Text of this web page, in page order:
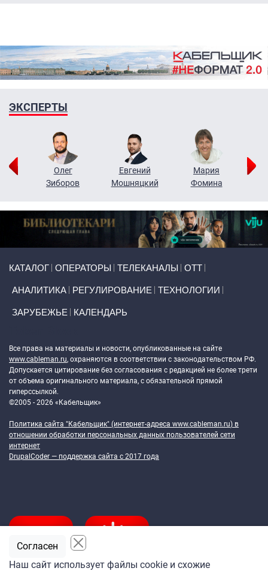
ЭКСПЕРТЫ
Олег
Зиборов
Евгений
Мошняцкий
Мария
Фомина
КАТАЛОГ ОПЕРАТОРЫ ТЕЛЕКАНАЛЫ ОТТ
АНАЛИТИКА РЕГУЛИРОВАНИЕ ТЕХНОЛОГИИ
ЗАРУБЕЖЬЕ КАЛЕНДАРЬ
Все права на материалы и новости, опубликованные на сайте
www.cableman.ru, охраняются в соответствии с законодательством РФ.
Допускается цитирование без согласования с редакцией не более трети
от объема оригинального материала, с обязательной прямой
гиперссылкой.
©2005 - 2026 «Кабельщик»
Политика сайта "Кабельщик" (интернет-адреса www.cableman.ru) в
отношении обработки персональных данных пользователей сети
интернет
DrupalCoder — поддержка сайта c 2017 года
Наш сайт использует файлы cookie и схожие
Согласен